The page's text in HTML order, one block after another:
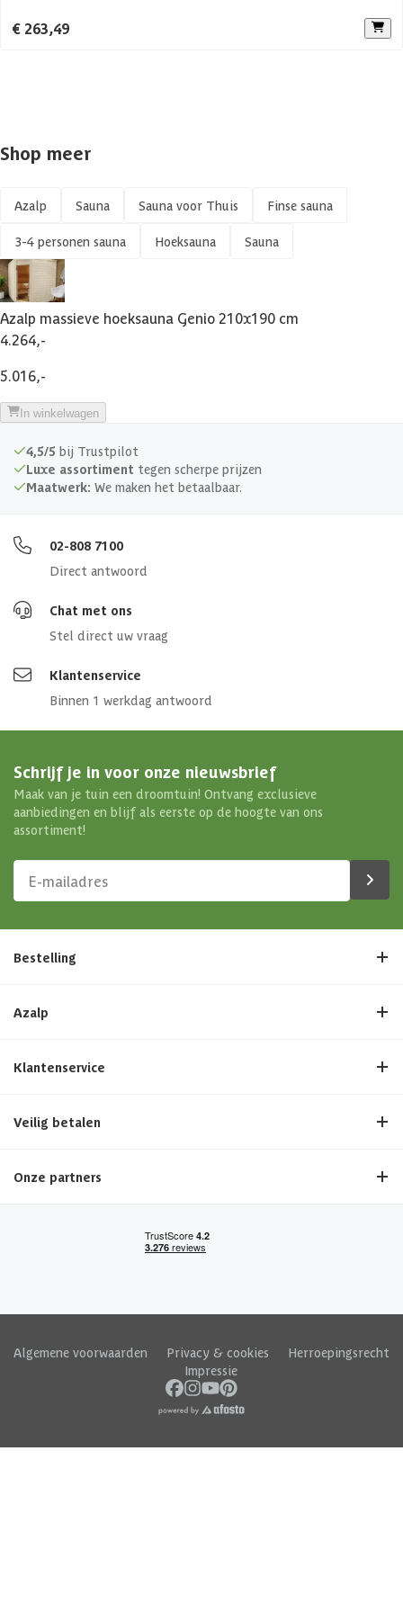
Constructietype Massieve sauna
€ 263,49
Shop meer
Azalp Sauna Sauna voor Thuis Finse sauna
3-4 personen sauna Hoeksauna Sauna
Azalp massieve hoeksauna Genio 210x190 cm
4.264,-
5.016,-
In winkelwagen
4,5/5 bij Trustpilot
Luxe assortiment tegen scherpe prijzen
Maatwerk: We maken het betaalbaar.
02-808 7100
Direct antwoord
Chat met ons
Stel direct uw vraag
Klantenservice
Binnen 1 werkdag antwoord
Schrijf je in voor onze nieuwsbrief
Maak van je tuin een droomtuin! Ontvang exclusieve
aanbiedingen en blijf als eerste op de hoogte van ons
assortiment!
Bestelling
Azalp
Klantenservice
Veilig betalen
Onze partners
Algemene voorwaarden Privacy & cookies
Herroepingsrecht
Impressie